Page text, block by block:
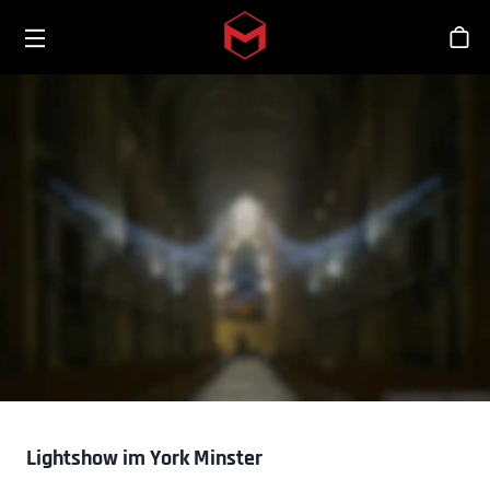
Skip to main content
Lightshow im York Minster